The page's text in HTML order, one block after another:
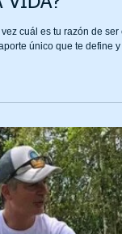
CONOCES
VIDA?
cuál es tu razón de ser